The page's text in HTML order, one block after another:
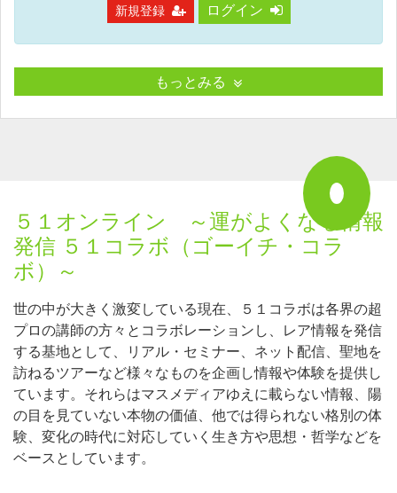
新規登録 ログイン
もっとみる
５１オンライン ～運がよくなる情報
発信 ５１コラボ（ゴーイチ・コラ
ボ）～
世の中が大きく激変している現在、５１コラボは各界の超
プロの講師の方々とコラボレーションし、レア情報を発信
する基地として、リアル・セミナー、ネット配信、聖地を
訪ねるツアーなど様々なものを企画し情報や体験を提供し
ています。それらはマスメディアゆえに載らない情報、陽
の目を見ていない本物の価値、他では得られない格別の体
験、変化の時代に対応していく生き方や思想・哲学などを
ベースとしています。